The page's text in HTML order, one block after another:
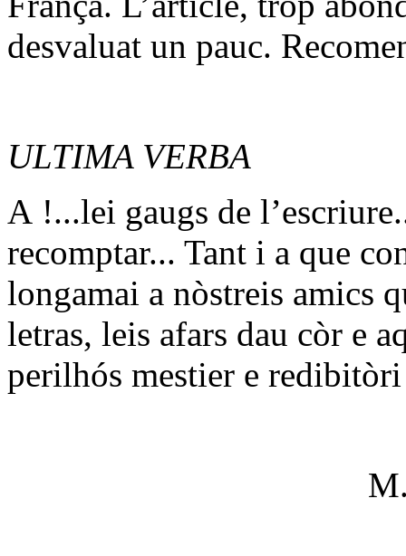
desvaluat un pauc.
ULTIMA VERBA
A !...lei gaugs de
recomptar... Tant i a que
longamai a nòstreis amics
letras, leis afars dau còr e
perilhós mestier e redibitòri